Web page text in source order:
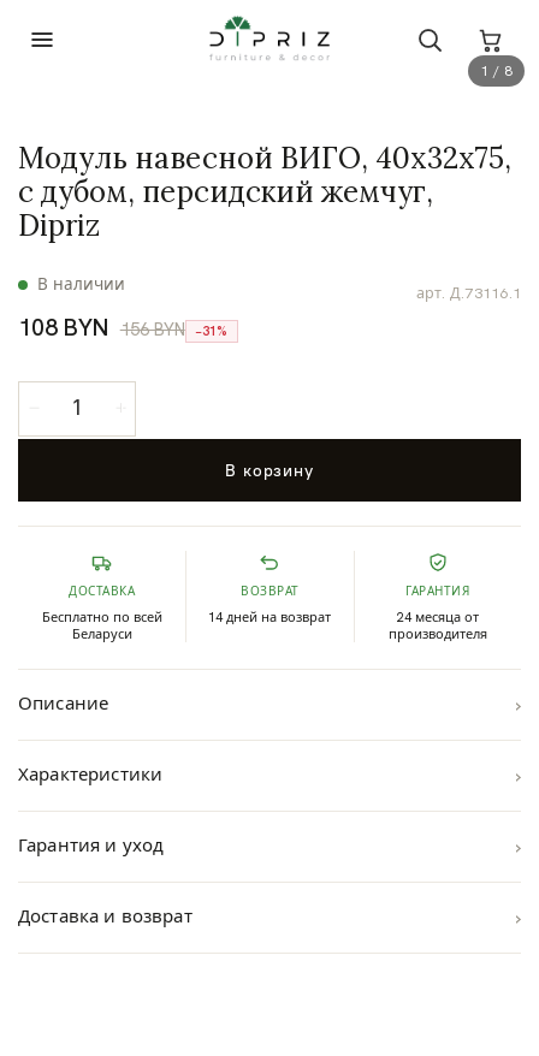
1 / 8
арт. Д.73116.1
В наличии
Модуль навесной ВИГО, 40х32х75,
с дубом, персидский жемчуг,
Dipriz
108 BYN 156 BYN −31%
В корзину
ДОСТАВКА
Бесплатно по всей
Беларуси
ВОЗВРАТ
14 дней на возврат
ГАРАНТИЯ
24 месяца от
производителя
Описание ›
Характеристики ›
Гарантия и уход ›
Доставка и возврат ›